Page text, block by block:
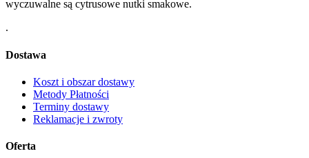
wyczuwalne są cytrusowe nutki smakowe.
.
Dostawa
Koszt i obszar dostawy
Metody Płatności
Terminy dostawy
Reklamacje i zwroty
Oferta